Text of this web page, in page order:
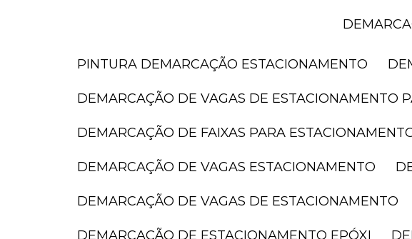
PINTURA DEMARCAÇÃO ESTACIONAMENTO
DEMARCAÇÃO DE VAGAS DE ESTACIONAMENTO
DEMARCAÇÃO DE FAIXAS PARA
DEMARCAÇÃO DE VAGAS ESTACIONAMENTO
DEMARCAÇÃO DE VAGAS DE ESTACIONAMENTO
DEMARCAÇÃO DE ESTACIONAMENTO EPÓXI